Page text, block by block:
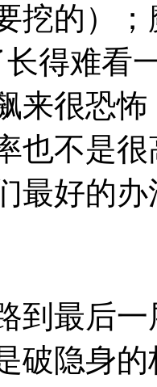
挖的）
长得难看
来很恐
也不是
最好的
最后一
破隐身